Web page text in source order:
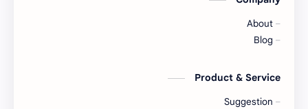
About
Blog
Product & Service
Suggestion